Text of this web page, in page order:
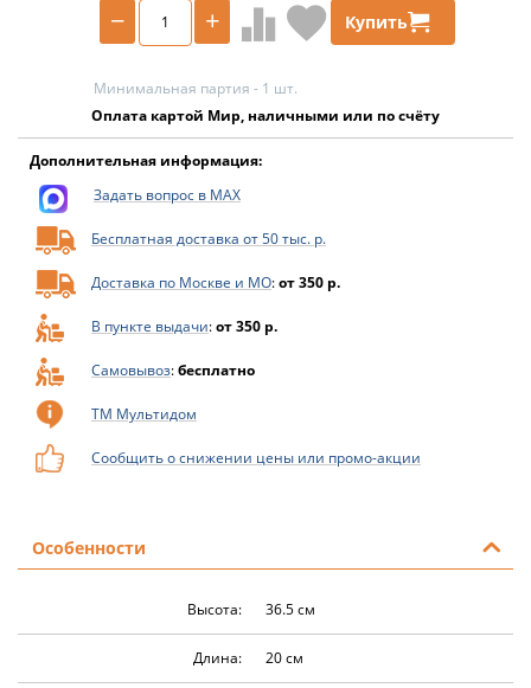
+
− Купить
Минимальная партия - 1 шт.
Оплата картой Мир, наличными или по счёту
Дополнительная информация:
Задать вопрос в MAX
Бесплатная доставка от 50 тыс. р.
Доставка по Москве и МО:от 350 р.
В пункте выдачи:от 350 р.
Самовывоз:бесплатно
ТМ Мультидом
Сообщить о снижении цены или промо-акции
Особенности
Высота: 36.5 см
Длина: 20 см